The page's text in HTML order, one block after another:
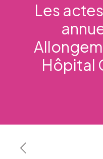
Les
Hôpital